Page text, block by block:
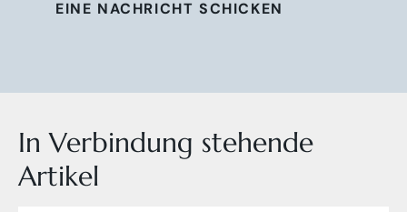
EINE NACHRICHT SCHICKEN
In Verbindung stehende
Artikel